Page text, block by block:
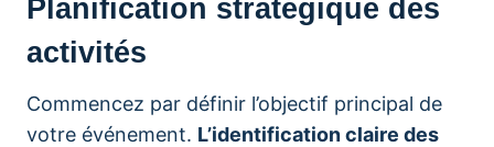
Planification stratégique des
activités
Commencez par définir l’objectif principal de
votre événement. L’identification claire des